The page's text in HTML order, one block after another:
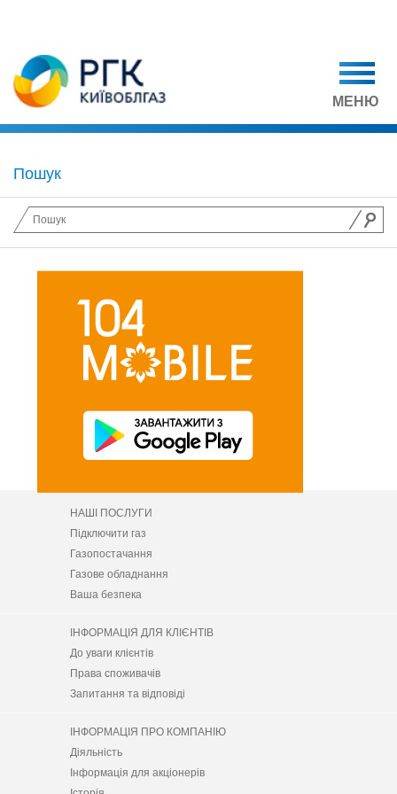
МЕНЮ
Пошук
НАШІ ПОСЛУГИ
Підключити газ
Газопостачання
Газове обладнання
Ваша безпека
ІНФОРМАЦІЯ ДЛЯ КЛІЄНТІВ
До уваги клієнтів
Права споживачів
Запитання та відповіді
ІНФОРМАЦІЯ ПРО КОМПАНІЮ
Діяльність
Інформація для акціонерів